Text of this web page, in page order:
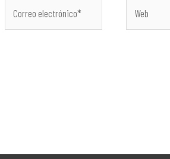
electrónico*